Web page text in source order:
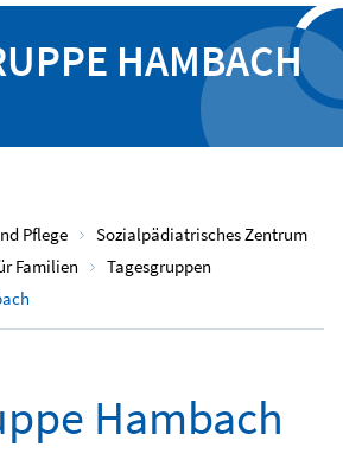
HAMBACH
Pflege
Sozialpädiatrisches Zentrum
Familien
Tagesgruppen
Hambach